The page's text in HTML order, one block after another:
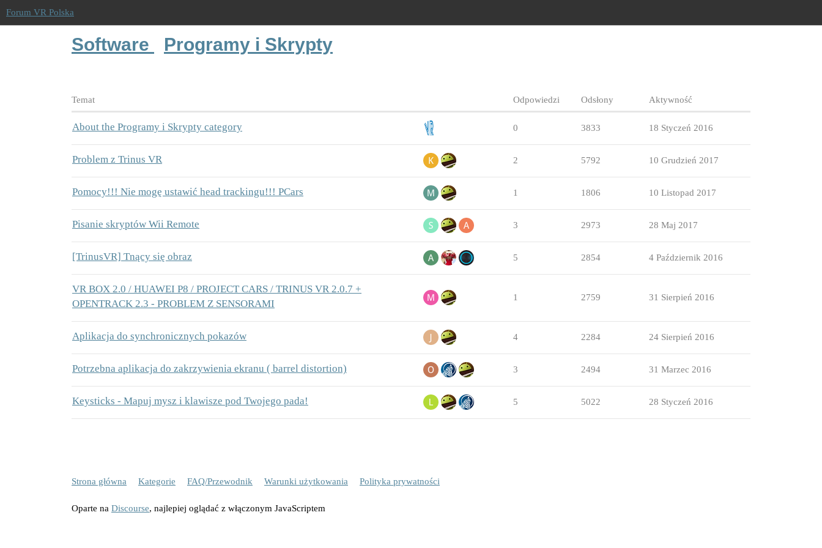
Forum VR Polska
Software Programy i Skrypty
Temat Odpowiedzi Odsłony Aktywność
About the Programy i Skrypty category 0 3833 18 Styczeń 2016
Problem z Trinus VR 2 5792 10 Grudzień 2017
Pomocy!!! Nie mogę ustawić head trackingu!!! PCars 1 1806 10 Listopad 2017
Pisanie skryptów Wii Remote 3 2973 28 Maj 2017
[TrinusVR] Tnący się obraz 5 2854 4 Październik 2016
VR BOX 2.0 / HUAWEI P8 / PROJECT CARS / TRINUS VR 2.0.7 +
OPENTRACK 2.3 - PROBLEM Z SENSORAMI
1 2759 31 Sierpień 2016
Aplikacja do synchronicznych pokazów 4 2284 24 Sierpień 2016
Potrzebna aplikacja do zakrzywienia ekranu ( barrel distortion) 3 2494 31 Marzec 2016
Keysticks - Mapuj mysz i klawisze pod Twojego pada! 5 5022 28 Styczeń 2016
Strona główna Kategorie FAQ/Przewodnik Warunki użytkowania Polityka prywatności
Oparte na Discourse, najlepiej oglądać z włączonym JavaScriptem